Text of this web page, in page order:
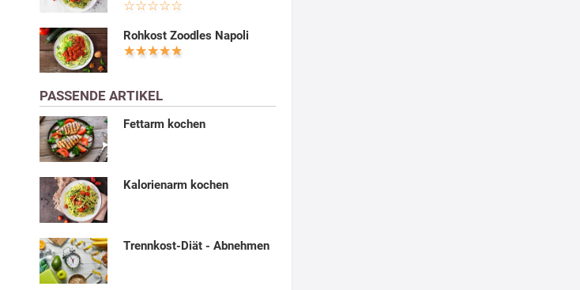
Rohkost Zoodles Napoli
PASSENDE ARTIKEL
Fettarm kochen
Kalorienarm kochen
Trennkost-Diät - Abnehmen